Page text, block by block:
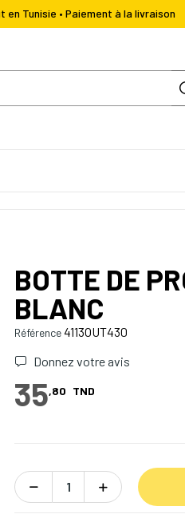
Tunisie • Paiement à la livraison
BOTTE DE
BLANC
Référence4113OUT430
Donnez votre avis
35,80 TND